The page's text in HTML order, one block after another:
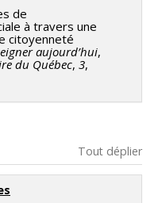
de
à travers une
citoyenneté
aujourd’hui,
du Québec, 3,
Tout déplier